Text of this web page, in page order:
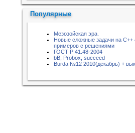
Популярные
Мезозойская эра.
Новые сложные задачи на
примеров с решениями
ГОСТ Р 41.48-2004
bB, Probox, succeed
Burda №12 2010(декабрь) +